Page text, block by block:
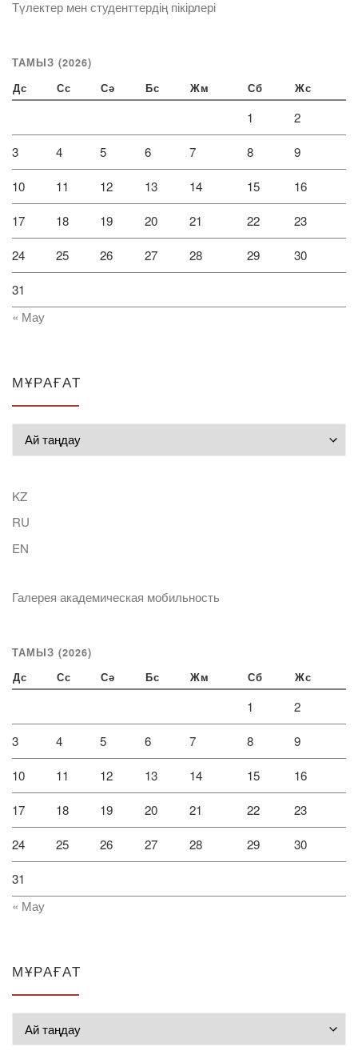
Түлектер мен студенттердің пікірлері
ТАМЫЗ (2026)
Дс Сс Сә Бс Жм Сб Жс
1 2
3 4 5 6 7 8 9
10 11 12 13 14 15 16
17 18 19 20 21 22 23
24 25 26 27 28 29 30
31
« Мау
МҰРАҒАТ
KZ
RU
EN
Галерея академическая мобильность
ТАМЫЗ (2026)
Дс Сс Сә Бс Жм Сб Жс
1 2
3 4 5 6 7 8 9
10 11 12 13 14 15 16
17 18 19 20 21 22 23
24 25 26 27 28 29 30
31
« Мау
МҰРАҒАТ